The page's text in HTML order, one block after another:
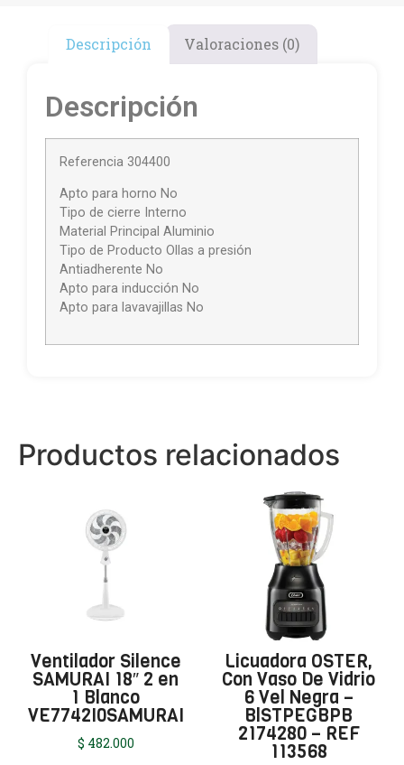
Descripción Valoraciones (0)
Descripción
Referencia 304400
Apto para horno No
Tipo de cierre Interno
Material Principal Aluminio
Tipo de Producto Ollas a presión
Antiadherente No
Apto para inducción No
Apto para lavavajillas No
Productos relacionados
Ventilador Silence
SAMURAI 18″ 2 en
1 Blanco
VE7742I0SAMURAI
$ 482.000
Licuadora OSTER,
Con Vaso De Vidrio
6 Vel Negra –
BlSTPEGBPB
2174280 – REF
113568